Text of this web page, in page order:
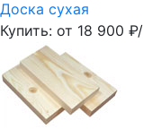
Доска сухая
Купить: от 18 900